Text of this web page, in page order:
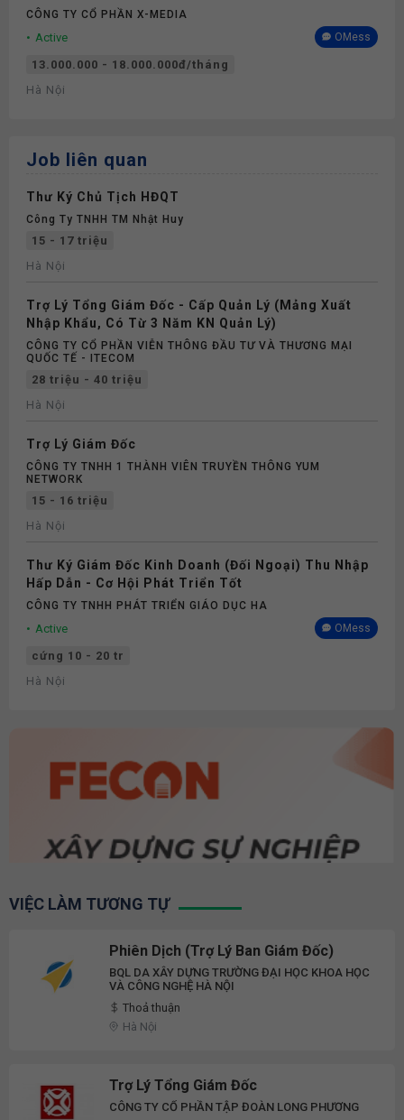
CÔNG TY CỔ PHẦN X-MEDIA
Active OMess
13.000.000 - 18.000.000đ/tháng
Hà Nội
Job liên quan
Thư Ký Chủ Tịch HĐQT
Công Ty TNHH TM Nhật Huy
15 - 17 triệu
Hà Nội
Trợ Lý Tổng Giám Đốc - Cấp Quản Lý (Mảng Xuất
Nhập Khẩu, Có Từ 3 Năm KN Quản Lý)
CÔNG TY CỔ PHẦN VIỄN THÔNG ĐẦU TƯ VÀ THƯƠNG MẠI
QUỐC TẾ - ITECOM
28 triệu - 40 triệu
Hà Nội
Trợ Lý Giám Đốc
CÔNG TY TNHH 1 THÀNH VIÊN TRUYỀN THÔNG YUM
NETWORK
15 - 16 triệu
Hà Nội
Thư Ký Giám Đốc Kinh Doanh (Đối Ngoại) Thu Nhập
Hấp Dẫn - Cơ Hội Phát Triển Tốt
CÔNG TY TNHH PHÁT TRIỂN GIÁO DỤC HA
Active OMess
cứng 10 - 20 tr
Hà Nội
VIỆC LÀM TƯƠNG TỰ
Phiên Dịch (Trợ Lý Ban Giám Đốc)
BQL DA XÂY DỰNG TRƯỜNG ĐẠI HỌC KHOA HỌC
VÀ CÔNG NGHỆ HÀ NỘI
Thoả thuận
Hà Nội
Trợ Lý Tổng Giám Đốc
CÔNG TY CỔ PHẦN TẬP ĐOÀN LONG PHƯƠNG